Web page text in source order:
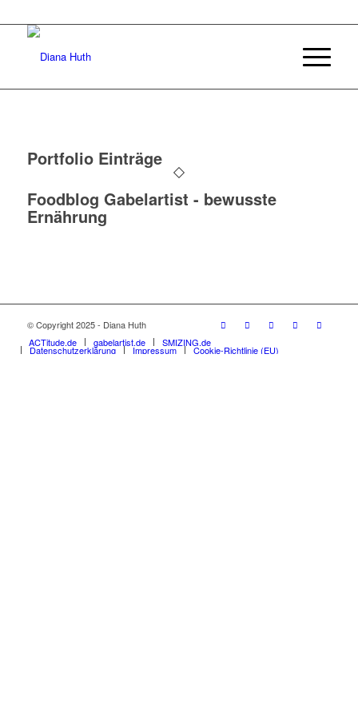
Portfolio Einträge
Foodblog Gabelartist - bewusste
Ernährung
© Copyright 2025 - Diana Huth
ACTitude.de
gabelartist.de SMIZING.de
Datenschutzerklärung Impressum Cookie-Richtlinie (EU)